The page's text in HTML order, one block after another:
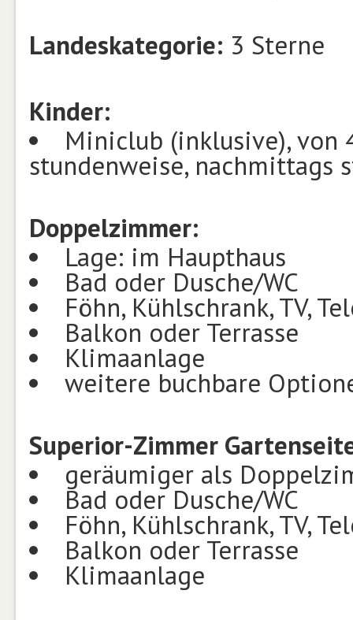
Landeskategorie: 3 Sterne
Kinder:
Miniclub (inklusive), von
stundenweise, nachmittags
Doppelzimmer:
Lage: im Haupthaus
Bad oder Dusche/WC
Föhn, Kühlschrank, TV,
Balkon oder Terrasse
Klimaanlage
weitere buchbare
Superior-Zimmer
geräumiger als
Bad oder Dusche/WC
Föhn, Kühlschrank, TV,
Balkon oder Terrasse
Klimaanlage